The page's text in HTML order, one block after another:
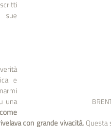
sue
e
una
con grande vivacità. Questa